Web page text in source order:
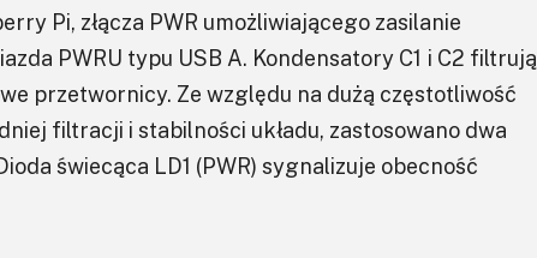
Pi, złącza PWR umożliwiającego zasilanie
PWRU typu USB A. Kondensatory C1 i C2 filtrują
przetwornicy. Ze względu na dużą częstotliwość
filtracji i stabilności układu, zastosowano dwa
świecąca LD1 (PWR) sygnalizuje obecność